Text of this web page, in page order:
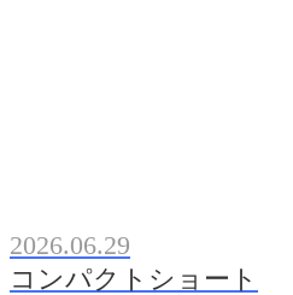
2026.06.29
コンパクトショート